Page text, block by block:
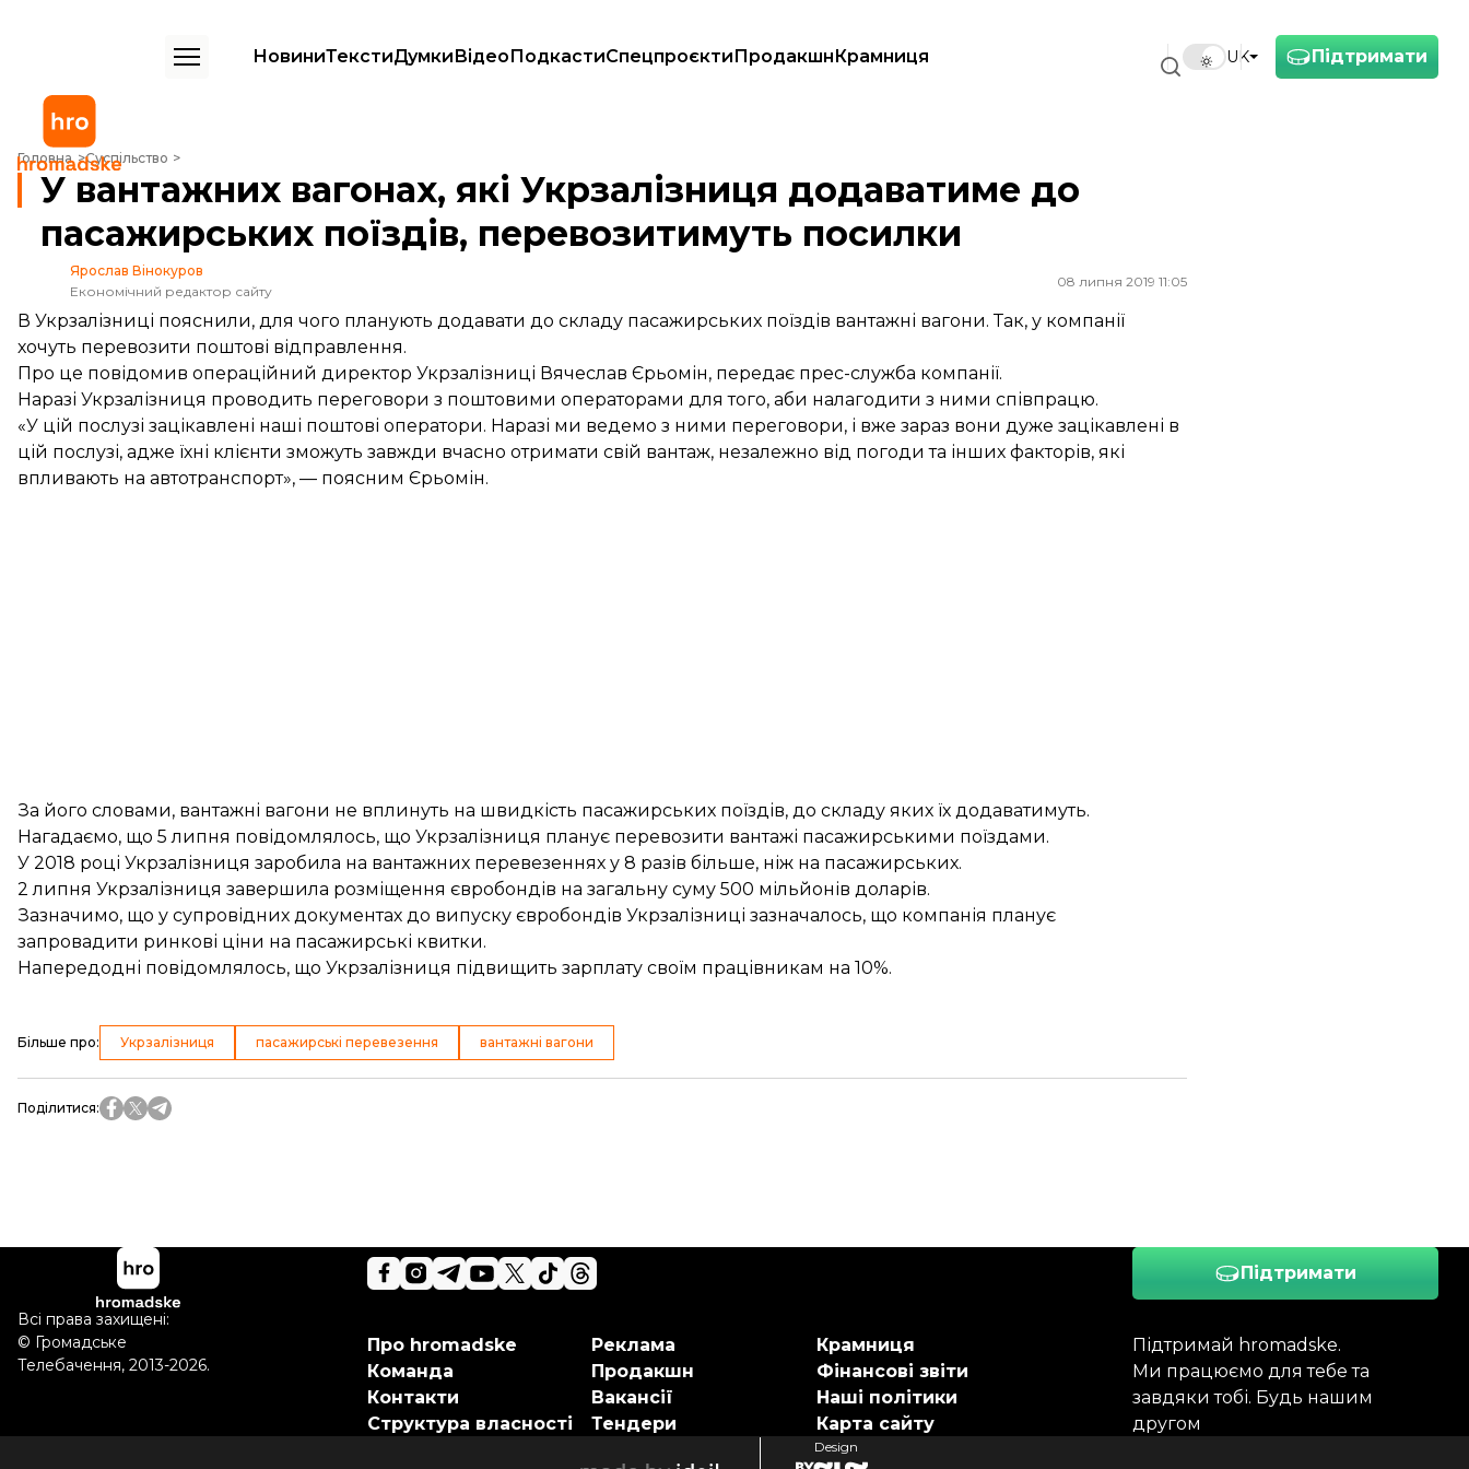
Підтримати
UK
НовиниТекстиДумкиВідеоПодкастиСпецпроєктиПродакшнКрамниця
Головна Суспільство
У вантажних вагонах, які Укрзалізниця додаватиме до пасажирських поїздів, перевозитимуть посилки
У вантажних вагонах, які Укрзалізниця додаватиме до
пасажирських поїздів, перевозитимуть посилки
Ярослав Вінокуров
Економічний редактор сайту
08 липня 2019 11:05
В Укрзалізниці пояснили, для чого планують додавати до складу пасажирських поїздів вантажні вагони. Так, у компанії
хочуть перевозити поштові відправлення.
Про це повідомив операційний директор Укрзалізниці Вячеслав Єрьомін, передає прес-служба компанії.
Наразі Укрзалізниця проводить переговори з поштовими операторами для того, аби налагодити з ними співпрацю.
«У цій послузі зацікавлені наші поштові оператори. Наразі ми ведемо з ними переговори, і вже зараз вони дуже зацікавлені в
цій послузі, адже їхні клієнти зможуть завжди вчасно отримати свій вантаж, незалежно від погоди та інших факторів, які
впливають на автотранспорт», — поясним Єрьомін.
За його словами, вантажні вагони не вплинуть на швидкість пасажирських поїздів, до складу яких їх додаватимуть.
Нагадаємо, що 5 липня повідомлялось, що Укрзалізниця планує перевозити вантажі пасажирськими поїздами.
У 2018 році Укрзалізниця заробила на вантажних перевезеннях у 8 разів більше, ніж на пасажирських.
2 липня Укрзалізниця завершила розміщення євробондів на загальну суму 500 мільйонів доларів.
Зазначимо, що у супровідних документах до випуску євробондів Укрзалізниці зазначалось, що компанія планує
запровадити ринкові ціни на пасажирські квитки.
Напередодні повідомлялось, що Укрзалізниця підвищить зарплату своїм працівникам на 10%.
Більше про: Укрзалізниця пасажирські перевезення вантажні вагони
Поділитися:
Підтримати
Підтримай hromadske.
Ми працюємо для тебе та
завдяки тобі. Будь нашим
другом
Про hromadske
Команда
Контакти
Структура власності
Реклама
Продакшн
Вакансії
Тендери
Крамниця
Фінансові звіти
Наші політики
Карта сайту
Всі права захищені:
© Громадське
Телебачення, 2013-2026.
Design